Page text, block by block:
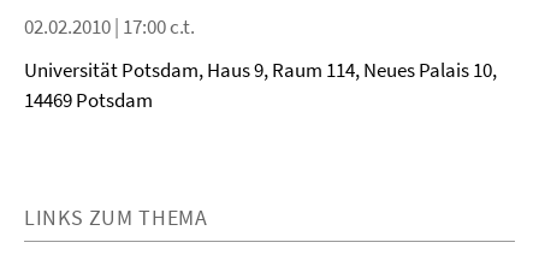
02.02.2010 | 17:00 c.t.
Universität Potsdam, Haus 9, Raum 114, Neues Palais 10,
14469 Potsdam
LINKS ZUM THEMA